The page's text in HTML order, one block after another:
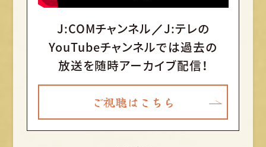
J:COMチャンネル／J:テレの
YouTubeチャンネルでは過去の
放送を随時アーカイブ配信！
ご視聴はこちら